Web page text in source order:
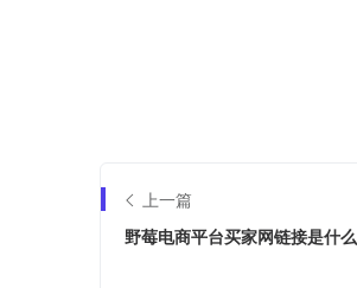
上一篇
野莓电商平台买家网链接是什么